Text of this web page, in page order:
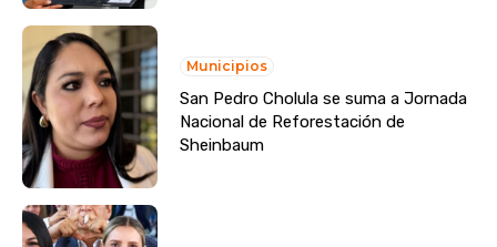
Municipios
San Pedro Cholula se suma a Jornada
Nacional de Reforestación de
Sheinbaum